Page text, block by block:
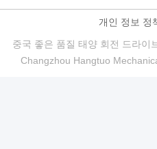
개인 정보 정
중국 좋은 품질 태양 회전 드라
Changzhou Hangtuo